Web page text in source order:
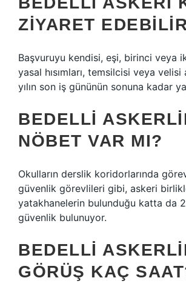
ZIYARET
Başvuruyu kendisi, eşi, birinci veya
yasal hısımları, temsilcisi veya velisi
yılın son iş gününün sonuna kadar
BEDELLI
NÖBET VAR MI?
Okulların derslik koridorlarında
güvenlik görevlileri gibi, askeri
yatakhanelerin bulunduğu katta da
güvenlik bulunuyor.
BEDELLI
GÖRÜŞ KAÇ